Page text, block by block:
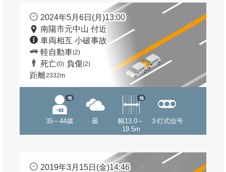
2024年5月6日(月)13:00
南陽市元中山 付近
車両相互 小破事故
軽自動車(2)
死亡(0) 負傷(2)
距離2332m
35～44歳
他
曇
幅13.0～
19.5m
他
３灯式信号
2019年3月15日(金)14:46